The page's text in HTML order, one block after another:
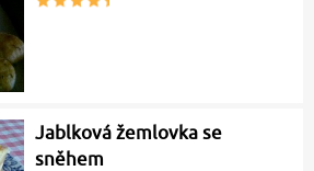
Jablková žemlovka se
sněhem